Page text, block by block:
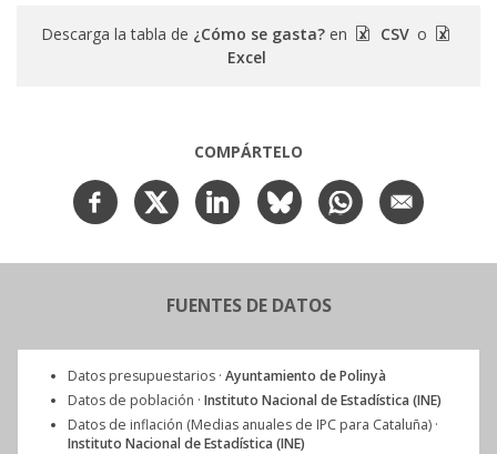
Descarga la tabla de ¿Cómo se gasta? en CSV o
Excel
COMPÁRTELO
FUENTES DE DATOS
Datos presupuestarios · Ayuntamiento de Polinyà
Datos de población · Instituto Nacional de Estadística (INE)
Datos de inflación (Medias anuales de IPC para Cataluña) ·
Instituto Nacional de Estadística (INE)